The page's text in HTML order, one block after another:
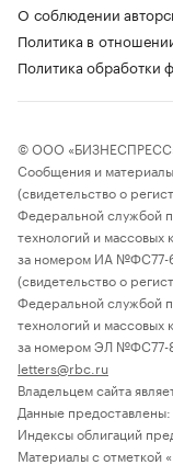
О соблюдении
Политика в
Политика обработки
© ООО
Сообщения и
(свидетельство о
Федеральной службой
технологий и массовых
за номером ИА №ФС77-
(свидетельство о
Федеральной службой
технологий и массовых
за номером ЭЛ №ФС77-
letters@rbc.ru
Владельцем сайта
Данные предоставлены:
Индексы облигаций
Материалы с отметкой